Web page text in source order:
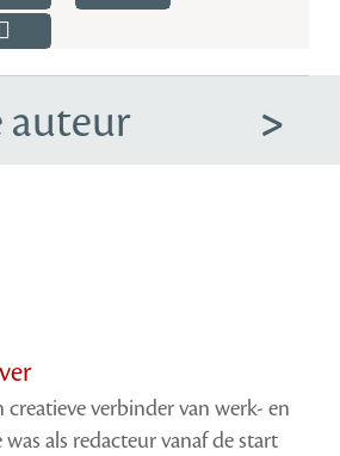
auteur
creatieve verbinder van werk- en
als redacteur vanaf de start